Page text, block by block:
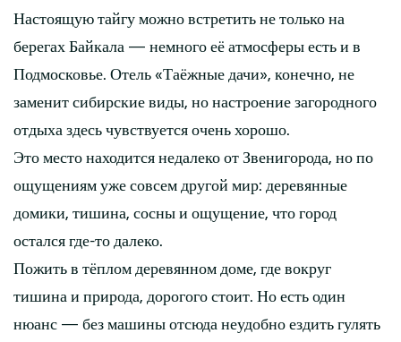
Настоящую тайгу можно встретить не только на
берегах Байкала — немного её атмосферы есть и в
Подмосковье. Отель «Таёжные дачи», конечно, не
заменит сибирские виды, но настроение загородного
отдыха здесь чувствуется очень хорошо.
Это место находится недалеко от Звенигорода, но по
ощущениям уже совсем другой мир: деревянные
домики, тишина, сосны и ощущение, что город
остался где-то далеко.
Пожить в тёплом деревянном доме, где вокруг
тишина и природа, дорогого стоит. Но есть один
нюанс — без машины отсюда неудобно ездить гулять